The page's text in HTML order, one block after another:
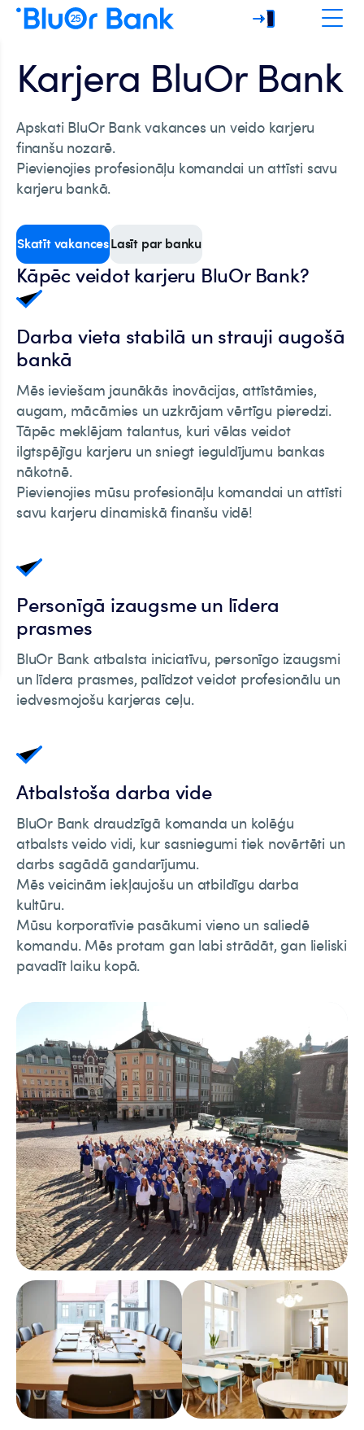
Karjera BluOr Bank
Apskati BluOr Bank vakances un veido karjeru
finanšu nozarē.
Pievienojies profesionāļu komandai un attīsti savu
karjeru bankā.
Skatīt vakancesLasīt par banku
Kāpēc veidot karjeru BluOr Bank?
Darba vieta stabilā un strauji augošā
bankā
Mēs ieviešam jaunākās inovācijas, attīstāmies,
augam, mācāmies un uzkrājam vērtīgu pieredzi.
Tāpēc meklējam talantus, kuri vēlas veidot
ilgtspējīgu karjeru un sniegt ieguldījumu bankas
nākotnē.
Pievienojies mūsu profesionāļu komandai un attīsti
savu karjeru dinamiskā finanšu vidē!
Personīgā izaugsme un līdera
prasmes
BluOr Bank atbalsta iniciatīvu, personīgo izaugsmi
un līdera prasmes, palīdzot veidot profesionālu un
iedvesmojošu karjeras ceļu.
Atbalstoša darba vide
BluOr Bank draudzīgā komanda un kolēģu
atbalsts veido vidi, kur sasniegumi tiek novērtēti un
darbs sagādā gandarījumu.
Mēs veicinām iekļaujošu un atbildīgu darba
kultūru.
Mūsu korporatīvie pasākumi vieno un saliedē
komandu. Mēs protam gan labi strādāt, gan lieliski
pavadīt laiku kopā.